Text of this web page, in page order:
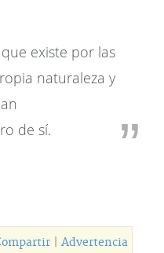
existe por las
naturaleza y
de sí.
| Advertencia